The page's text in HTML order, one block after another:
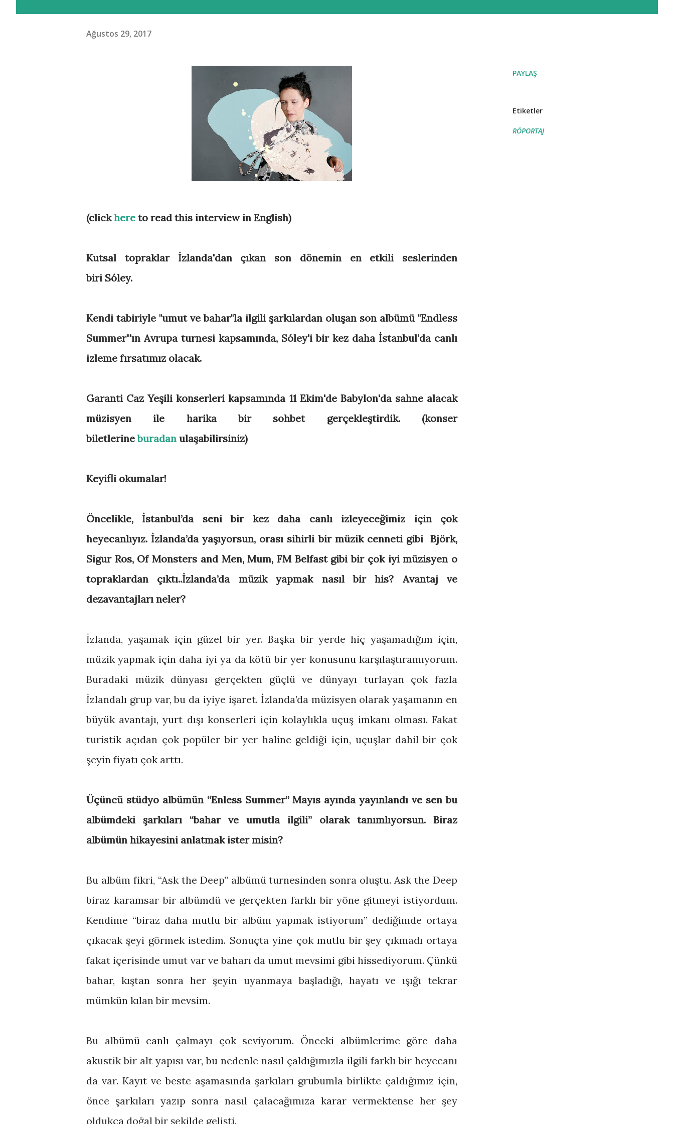
Ağustos 29, 2017
(clickhere to read this interview in English)
Kutsal topraklar İzlanda'dan çıkan son dönemin en etkili seslerinden
biri Sóley.
Kendi tabiriyle "umut ve bahar"la ilgili şarkılardan oluşan son albümü "Endless
Summer"'ın Avrupa turnesi kapsamında, Sóley'i bir kez daha İstanbul'da canlı
izleme fırsatımız olacak.
Garanti Caz Yeşili konserleri kapsamında 11 Ekim'de Babylon'da sahne alacak
müzisyen ile harika bir sohbet gerçekleştirdik. (konser
biletlerineburadan ulaşabilirsiniz)
Keyifli okumalar!
Öncelikle, İstanbul’da seni bir kez daha canlı izleyeceğimiz için çok
heyecanlıyız. İzlanda’da yaşıyorsun, orası sihirli bir müzik cenneti gibi Björk,
Sigur Ros, Of Monsters and Men, Mum, FM Belfast gibi bir çok iyi müzisyen o
topraklardan çıktı..İzlanda’da müzik yapmak nasıl bir his? Avantaj ve
dezavantajları neler?
İzlanda, yaşamak için güzel bir yer. Başka bir yerde hiç yaşamadığım için,
müzik yapmak için daha iyi ya da kötü bir yer konusunu karşılaştıramıyorum.
Buradaki müzik dünyası gerçekten güçlü ve dünyayı turlayan çok fazla
İzlandalı grup var, bu da iyiye işaret. İzlanda’da müzisyen olarak yaşamanın en
büyük avantajı, yurt dışı konserleri için kolaylıkla uçuş imkanı olması. Fakat
turistik açıdan çok popüler bir yer haline geldiği için, uçuşlar dahil bir çok
şeyin fiyatı çok arttı.
Üçüncü stüdyo albümün “Enless Summer” Mayıs ayında yayınlandı ve sen bu
albümdeki şarkıları “bahar ve umutla ilgili” olarak tanımlıyorsun. Biraz
albümün hikayesini anlatmak ister misin?
Bu albüm fikri, “Ask the Deep” albümü turnesinden sonra oluştu. Ask the Deep
biraz karamsar bir albümdü ve gerçekten farklı bir yöne gitmeyi istiyordum.
Kendime “biraz daha mutlu bir albüm yapmak istiyorum” dediğimde ortaya
çıkacak şeyi görmek istedim. Sonuçta yine çok mutlu bir şey çıkmadı ortaya
fakat içerisinde umut var ve baharı da umut mevsimi gibi hissediyorum. Çünkü
bahar, kıştan sonra her şeyin uyanmaya başladığı, hayatı ve ışığı tekrar
mümkün kılan bir mevsim.
Bu albümü canlı çalmayı çok seviyorum. Önceki albümlerime göre daha
akustik bir alt yapısı var, bu nedenle nasıl çaldığımızla ilgili farklı bir heyecanı
da var. Kayıt ve beste aşamasında şarkıları grubumla birlikte çaldığımız için,
önce şarkıları yazıp sonra nasıl çalacağımıza karar vermektense her şey
oldukça doğal bir şekilde gelişti.
PAYLAŞ
Etiketler
RÖPORTAJ